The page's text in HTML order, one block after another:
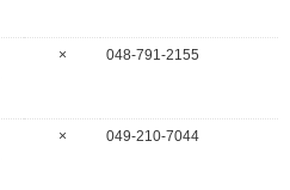
× 048-791-2155
× 049-210-7044